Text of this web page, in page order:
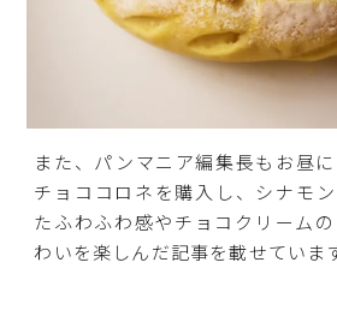
また、パンマニア編集長もお昼
チョココロネを購入し、シナモ
たふわふわ感やチョコクリーム
わいを楽しんだ記事を載せていま